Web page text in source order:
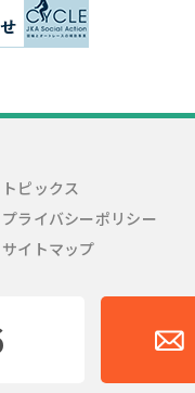
トピックス
プライバシーポリシー
サイトマップ